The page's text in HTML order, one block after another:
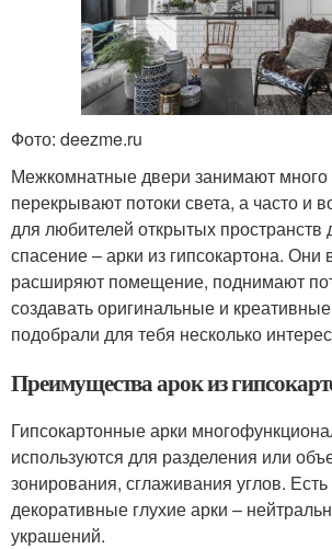
Фото: deezme.ru
Межкомнатные двери занимают много
перекрывают потоки света, а часто и
для любителей открытых пространств
спасение – арки из гипсокартона. Они
расширяют помещение, поднимают
создавать оригинальные и
подобрали для тебя несколько
Преимущества арок из
Гипсокартонные арки
используются для разделения или
зонирования, сглаживания углов.
декоративные глухие арки –
украшений.